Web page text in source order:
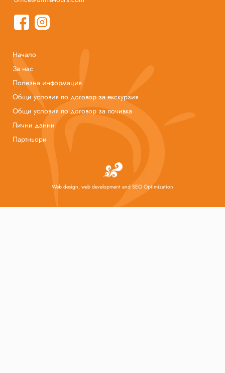
Начало
За нас
Полезна информация
Общи условия по договор за екскурзия
Общи условия по договор за почивка
Лични данни
Партньори
Web design, web development and SEO Optimization